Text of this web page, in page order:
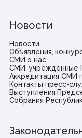
Новости
Новости
Объявления,
СМИ о нас
СМИ, учрежденные
Аккредитация СМИ
Контакты пресс-
Выступления
Собрания